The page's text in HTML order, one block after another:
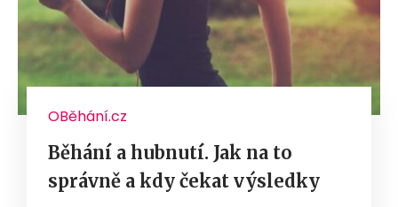
OBěhání.cz
Běhání a hubnutí. Jak na to
správně a kdy čekat výsledky